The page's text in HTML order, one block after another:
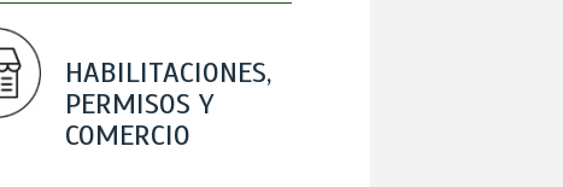
HABILITACIONES,
PERMISOS Y
COMERCIO